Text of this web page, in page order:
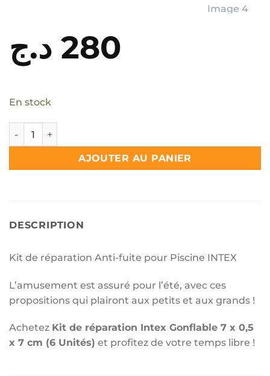
280 د.ج
En stock
quantité de Kit de réparation Anti-fuite pour Piscine INTEX
AJOUTER AU PANIER
DESCRIPTION
Kit de réparation Anti-fuite pour Piscine INTEX
L’amusement est assuré pour l’été, avec ces
propositions qui plairont aux petits et aux grands !
Achetez Kit de réparation Intex Gonflable 7 x 0,5
x 7 cm (6 Unités) et profitez de votre temps libre !